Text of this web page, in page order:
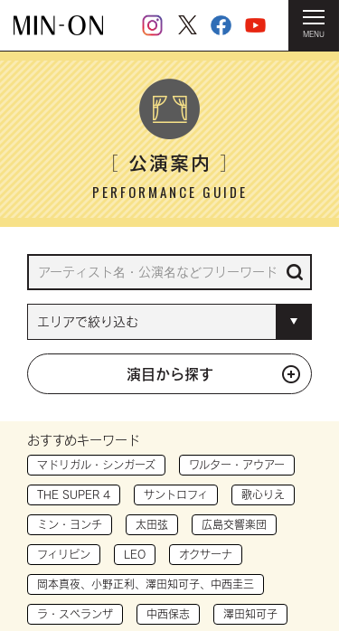
MENU
HOME ＞ 公演案内
［公演案内］
PERFORMANCE GUIDE
演目から探す
おすすめキーワード
マドリガル・シンガーズ ワルター・アウアー
THE SUPER 4 サントロフィ 歌心りえ
ミン・ヨンチ 太田弦 広島交響楽団
フィリピン LEO オクサーナ
岡本真夜、小野正利、澤田知可子、中西圭三
ラ・スペランザ 中西保志 澤田知可子